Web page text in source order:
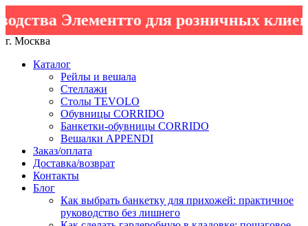
Элементто для розничных
г. Москва
Каталог
Рейлы и вешала
Стеллажи
Столы TEVOLO
Обувницы CORRIDO
Банкетки-обувницы CORRIDO
Вешалки APPENDI
Заказ/оплата
Доставка/возврат
Контакты
Блог
Как выбрать банкетку для прихожей: практичное
руководство без лишнего